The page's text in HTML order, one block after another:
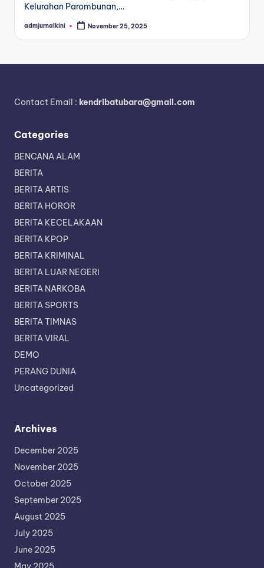
Kelurahan Parombunan,…
Posted
admjurnalkini November 25, 2025
Contact Email : kendribatubara@gmail.com
Categories
BENCANA ALAM
BERITA
BERITA ARTIS
BERITA HOROR
BERITA KECELAKAAN
BERITA KPOP
BERITA KRIMINAL
BERITA LUAR NEGERI
BERITA NARKOBA
BERITA SPORTS
BERITA TIMNAS
BERITA VIRAL
DEMO
PERANG DUNIA
Uncategorized
Archives
December 2025
November 2025
October 2025
September 2025
August 2025
July 2025
June 2025